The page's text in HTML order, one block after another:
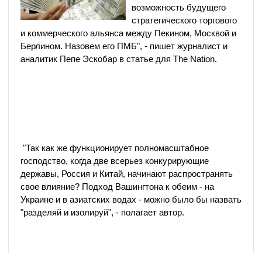
возможность будущего
стратегического торгового
и коммерческого альянса между Пекином, Москвой и
Берлином. Назовем его ПМБ", - пишет журналист и
аналитик Пепе Эскобар в статье для The Nation.
"Так как же функционирует полномасштабное
господство, когда две всерьез конкурирующие
державы, Россия и Китай, начинают распространять
свое влияние? Подход Вашингтона к обеим - на
Украине и в азиатских водах - можно было бы назвать
"разделяй и изолируй", - полагает автор.